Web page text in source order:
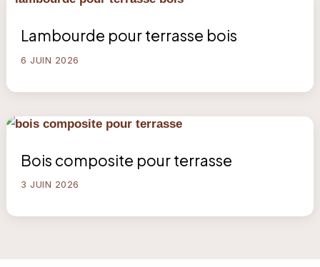
Lambourde pour terrasse bois
6 JUIN 2026
Bois composite pour terrasse
3 JUIN 2026